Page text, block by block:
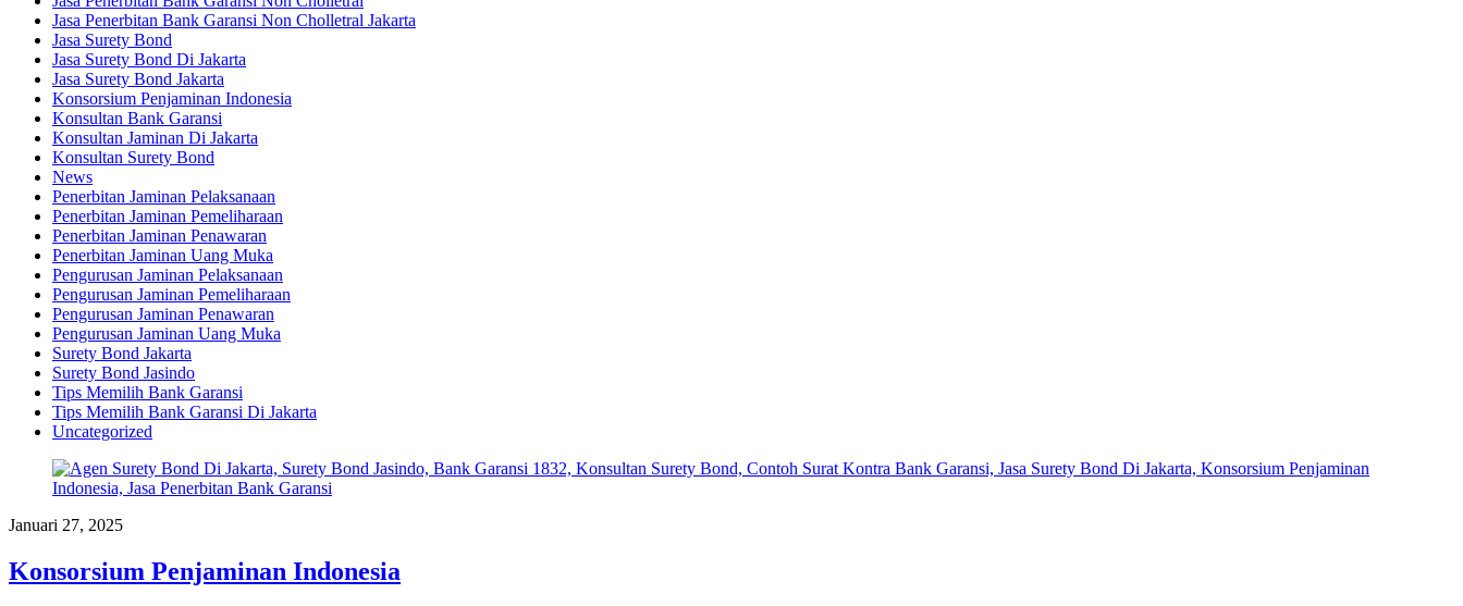
Jasa Penerbitan Bank Garansi Non Cholletral Jakarta
Jasa Surety Bond
Jasa Surety Bond Di Jakarta
Jasa Surety Bond Jakarta
Konsorsium Penjaminan Indonesia
Konsultan Bank Garansi
Konsultan Jaminan Di Jakarta
Konsultan Surety Bond
News
Penerbitan Jaminan Pelaksanaan
Penerbitan Jaminan Pemeliharaan
Penerbitan Jaminan Penawaran
Penerbitan Jaminan Uang Muka
Pengurusan Jaminan Pelaksanaan
Pengurusan Jaminan Pemeliharaan
Pengurusan Jaminan Penawaran
Pengurusan Jaminan Uang Muka
Surety Bond Jakarta
Surety Bond Jasindo
Tips Memilih Bank Garansi
Tips Memilih Bank Garansi Di Jakarta
Uncategorized
Januari 27, 2025
Konsorsium Penjaminan Indonesia